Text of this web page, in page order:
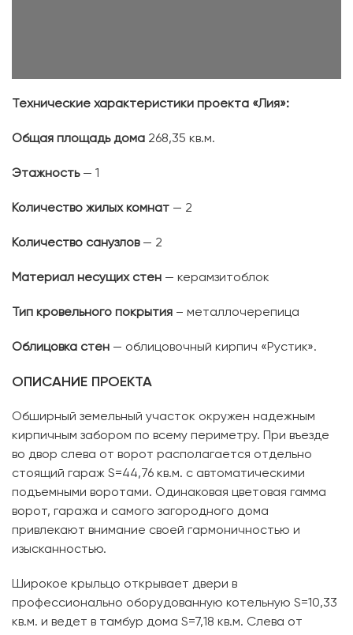
Технические характеристики проекта «Лия»:
Общая площадь дома 268,35 кв.м.
Этажность— 1
Количество жилых комнат — 2
Количество санузлов— 2
Материал несущих стен — керамзитоблок
Тип кровельного покрытия – металлочерепица
Облицовка стен — облицовочный кирпич «Рустик».
ОПИСАНИЕ ПРОЕКТА
Обширный земельный участок окружен надежным
кирпичным забором по всему периметру. При въезде
во двор слева от ворот располагается отдельно
стоящий гараж S=44,76 кв.м. с автоматическими
подъемными воротами. Одинаковая цветовая гамма
ворот, гаража и самого загородного дома
привлекают внимание своей гармоничностью и
изысканностью.
Широкое крыльцо открывает двери в
профессионально оборудованную котельную S=10,33
кв.м. и ведет в тамбур дома S=7,18 кв.м. Слева от